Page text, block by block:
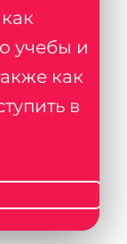
учебы и
как
в